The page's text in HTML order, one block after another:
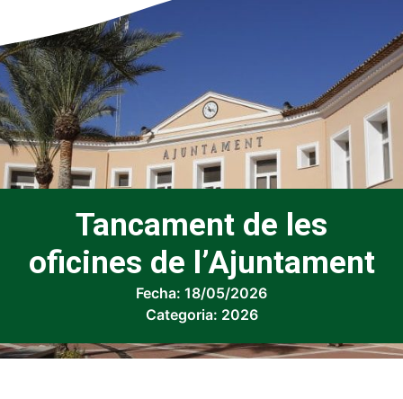
Tancament de les
oficines de l’Ajuntament
Fecha: 18/05/2026
Categoria: 2026